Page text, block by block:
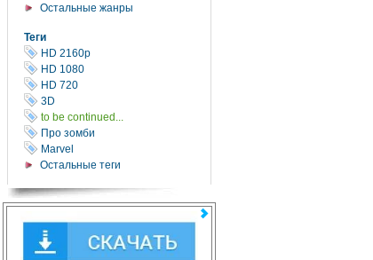
Остальные жанры
Теги
HD 2160р
HD 1080
HD 720
3D
to be continued...
Про зомби
Marvel
Остальные теги